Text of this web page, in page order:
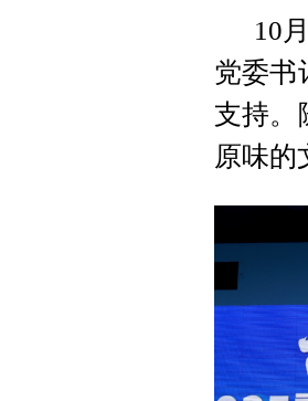
10
党委书
支持。
原味的